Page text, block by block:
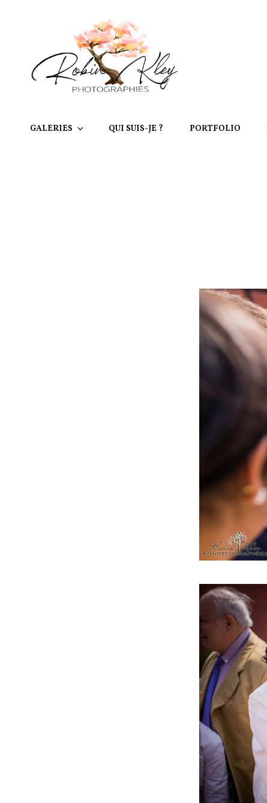
GALERIES QUI SUIS-JE ? PORTFOLIO